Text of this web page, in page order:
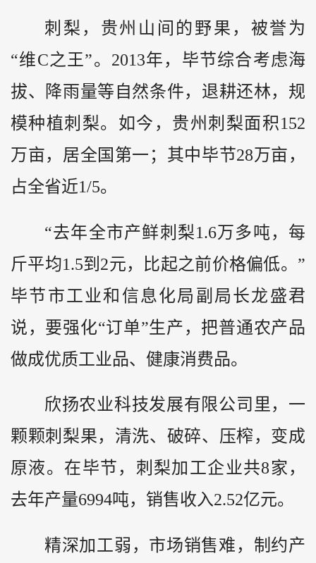
刺梨，贵州山间的野果，被誉为
“维C之王”。2013年，毕节综合考虑海
拔、降雨量等自然条件，退耕还林，规
模种植刺梨。如今，贵州刺梨面积152
万亩，居全国第一；其中毕节28万亩，
占全省近1/5。
“去年全市产鲜刺梨1.6万多吨，每
斤平均1.5到2元，比起之前价格偏低。”
毕节市工业和信息化局副局长龙盛君
说，要强化“订单”生产，把普通农产品
做成优质工业品、健康消费品。
欣扬农业科技发展有限公司里，一
颗颗刺梨果，清洗、破碎、压榨，变成
原液。在毕节，刺梨加工企业共8家，
去年产量6994吨，销售收入2.52亿元。
精深加工弱，市场销售难，制约产